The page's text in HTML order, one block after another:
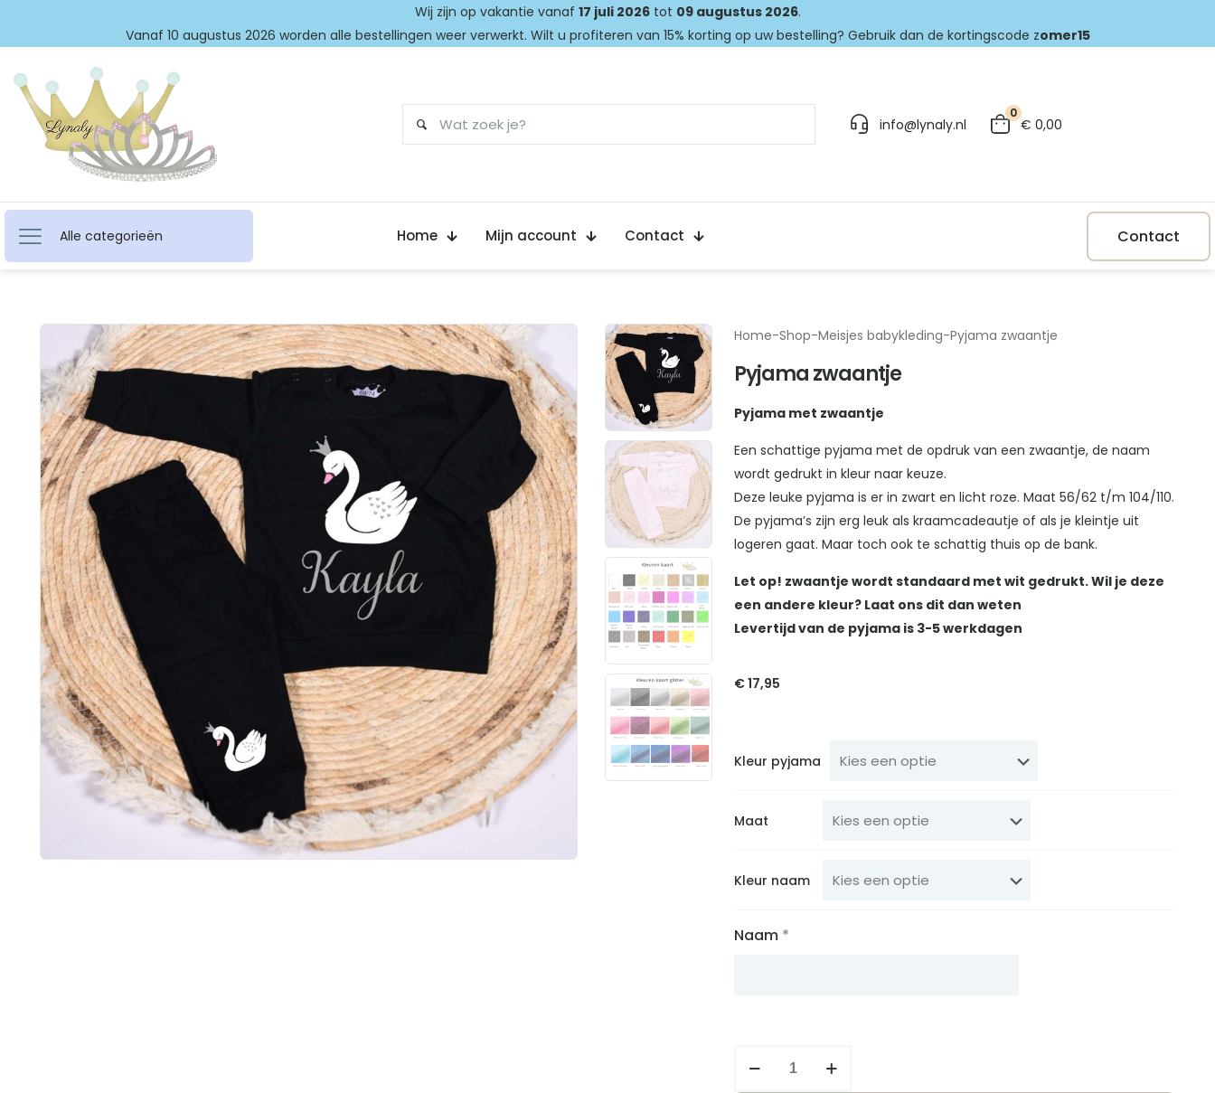
Wij zijn op vakantie vanaf 17 juli 2026tot 09 augustus 2026.
Vanaf 10 augustus 2026 worden alle bestellingen weer verwerkt. Wilt u profiteren van 15% korting op uw bestelling? Gebruik dan de kortingscode zomer15
info@lynaly.nl
0
€ 0,00
Alle categorieën Home Mijn account Contact Contact
Home-Shop-Meisjes babykleding-Pyjama zwaantje
Pyjama zwaantje
Pyjama met zwaantje
Een schattige pyjama met de opdruk van een zwaantje, de naam
wordt gedrukt in kleur naar keuze.
Deze leuke pyjama is er in zwart en licht roze. Maat 56/62 t/m 104/110.
De pyjama’s zijn erg leuk als kraamcadeautje of als je kleintje uit
logeren gaat. Maar toch ook te schattig thuis op de bank.
Let op! zwaantje wordt standaard met wit gedrukt. Wil je deze
een andere kleur? Laat ons dit dan weten
Levertijd van de pyjama is 3-5 werkdagen
€17,95
Kleur pyjama
Maat
Kleur naam
Naam *